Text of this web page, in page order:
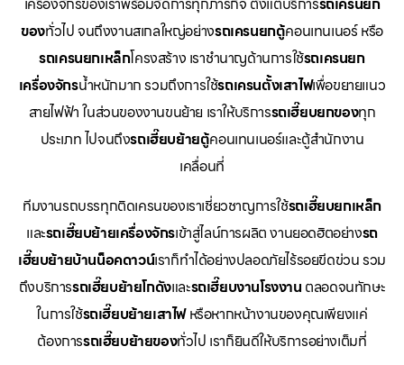
ของทั่วไป จนถึงงานสเกลใหญ่อย่างรถเครนยกตู้คอนเทนเนอร์ หรือ
รถเครนยกเหล็กโครงสร้าง เราชำนาญด้านการใช้รถเครนยก
เครื่องจักรน้ำหนักมาก รวมถึงการใช้รถเครนตั้งเสาไฟเพื่อขยายแนว
สายไฟฟ้า ในส่วนของงานขนย้าย เราให้บริการรถเฮี๊ยบยกของทุก
ประเภท ไปจนถึงรถเฮี๊ยบย้ายตู้คอนเทนเนอร์และตู้สำนักงาน
เคลื่อนที่
ทีมงานรถบรรทุกติดเครนของเราเชี่ยวชาญการใช้รถเฮี๊ยบยกเหล็ก
และรถเฮี๊ยบย้ายเครื่องจักรเข้าสู่ไลน์การผลิต งานยอดฮิตอย่างรถ
เฮี๊ยบย้ายบ้านน็อคดาวน์เราก็ทำได้อย่างปลอดภัยไร้รอยขีดข่วน รวม
ถึงบริการรถเฮี๊ยบย้ายโกดังและรถเฮี๊ยบงานโรงงาน ตลอดจนทักษะ
ในการใช้รถเฮี๊ยบย้ายเสาไฟหรือหากหน้างานของคุณเพียงแค่
ต้องการรถเฮี๊ยบย้ายของทั่วไป เราก็ยินดีให้บริการอย่างเต็มที่